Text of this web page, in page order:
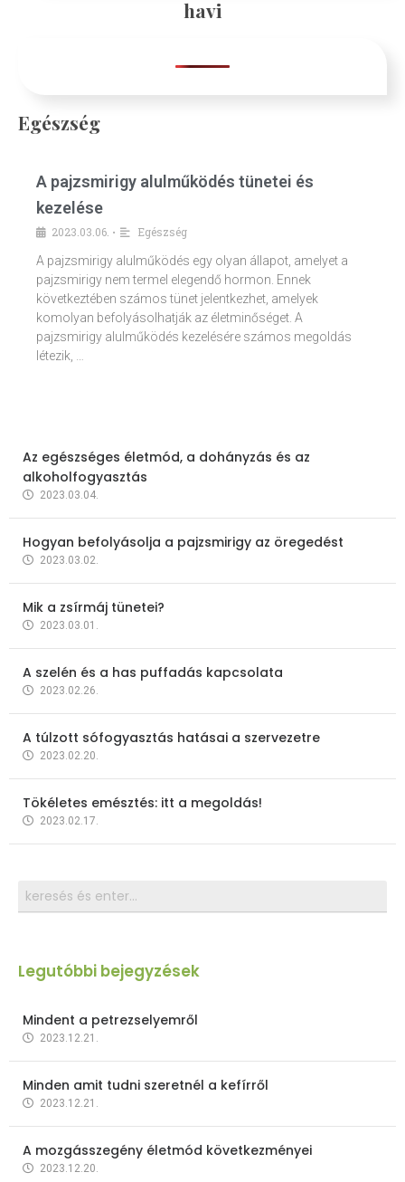
havi
Egészség
A pajzsmirigy alulműködés tünetei és
kezelése
2023.03.06. •
Egészség
A pajzsmirigy alulműködés egy olyan állapot, amelyet a
pajzsmirigy nem termel elegendő hormon. Ennek
következtében számos tünet jelentkezhet, amelyek
komolyan befolyásolhatják az életminőséget. A
pajzsmirigy alulműködés kezelésére számos megoldás
létezik, …
Az egészséges életmód, a dohányzás és az
alkoholfogyasztás
2023.03.04.
Hogyan befolyásolja a pajzsmirigy az öregedést
2023.03.02.
Mik a zsírmáj tünetei?
2023.03.01.
A szelén és a has puffadás kapcsolata
2023.02.26.
A túlzott sófogyasztás hatásai a szervezetre
2023.02.20.
Tökéletes emésztés: itt a megoldás!
2023.02.17.
Legutóbbi bejegyzések
Mindent a petrezselyemről
2023.12.21.
Minden amit tudni szeretnél a kefírről
2023.12.21.
A mozgásszegény életmód következményei
2023.12.20.